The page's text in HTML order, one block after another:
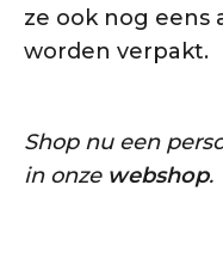
ze ook nog eens
worden verpakt.
Shop nu een
in onze webshop.